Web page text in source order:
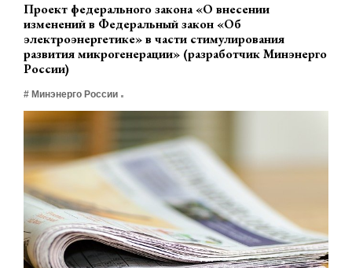
Проект федерального закона «О внесении
изменений в Федеральный закон «Об
электроэнергетике» в части стимулирования
развития микрогенерации» (разработчик Минэнерго
России)
# Минэнерго России